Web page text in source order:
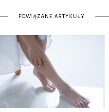
POWIĄZANE ARTYKUŁY